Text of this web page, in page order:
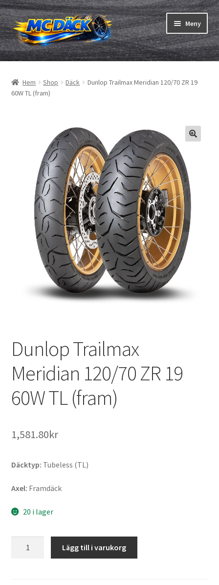
Hoppa
till
navigering
Hoppa
till
innehåll
Meny
Däck
Slangar & fälgband
Däcktest
Märken
Om oss
Hem Shop Däck
Dunlop Trailmax Meridian 120/70 ZR 19
60W TL (fram)
Dunlop Trailmax
Meridian 120/70 ZR 19
60W TL (fram)
1,581.80kr
Däcktyp: Tubeless (TL)
Axel: Framdäck
20 i lager
Lägg till i varukorg